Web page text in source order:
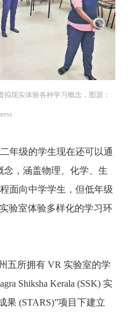
拟现实体验各种学习概念，图源：
年级的学生现在还可以通
念，涵盖物理、化学、生
面向中学学生，但低年级
验室体验多样化的学习环
五所拥有 VR 实验室的学
Shiksha Kerala (SSK) 实
果 (STARS)”项目下建立